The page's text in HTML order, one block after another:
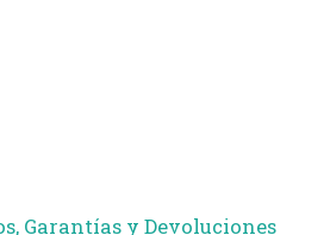
Garantías y Devoluciones